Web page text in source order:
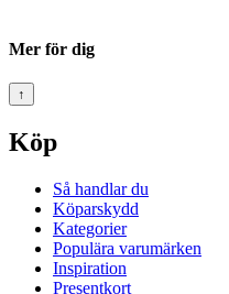
Mer för dig
↑
Köp
Så handlar du
Köparskydd
Kategorier
Populära varumärken
Inspiration
Presentkort